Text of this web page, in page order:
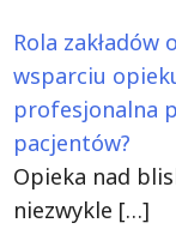
Rola zakładów
wsparciu
profesjonalna
pacjentów?
Opieka nad
niezwykle […]